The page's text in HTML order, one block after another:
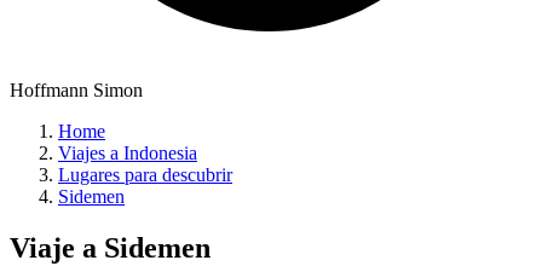
Hoffmann Simon
Home
Viajes a Indonesia
Lugares para descubrir
Sidemen
Viaje a Sidemen